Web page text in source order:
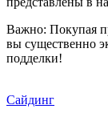
Важно: Покупая
вы существенно
подделки!
Сайдинг